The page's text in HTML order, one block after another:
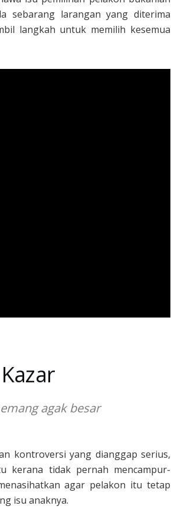
sebarang larangan yang diterima
langkah untuk memilih kesemua
agak besar
kontroversi yang dianggap serius,
kerana tidak pernah mencampur-
agar pelakon itu tetap
isu anaknya.